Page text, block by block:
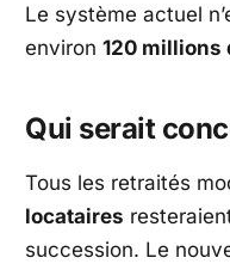
Le système actuel
environ 120 millions
Qui serait
Tous les retraités
locataires
succession. Le